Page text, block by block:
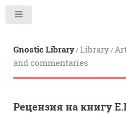
Gnostic Library/Library/
and commentaries
Рецензия на книгу